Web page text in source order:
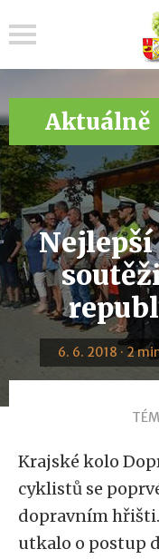
Aktuálně
6. 6. 2018 · 2
Krajské kolo
cyklistů se
dopravním hřišti.
utkalo o postup